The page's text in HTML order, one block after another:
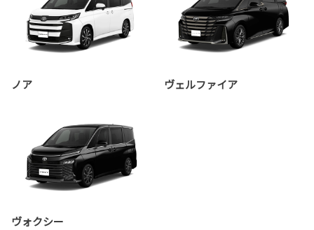
ノア ヴェルファイア
ヴォクシー